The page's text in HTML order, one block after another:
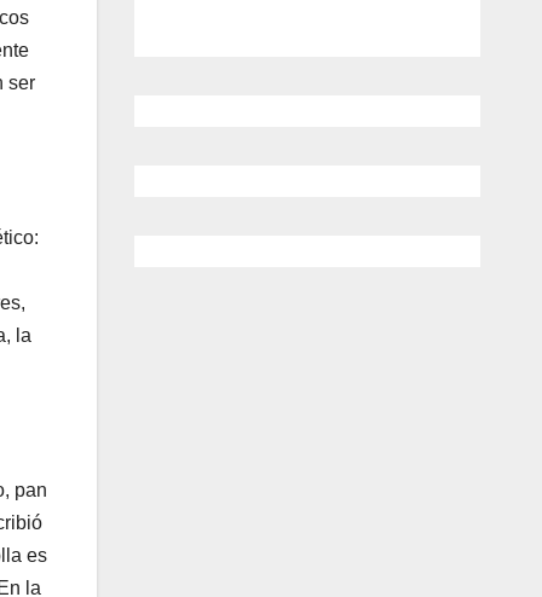
ser
la
pan
es
la